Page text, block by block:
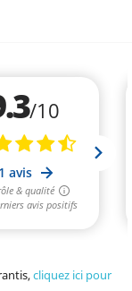
cliquez ici pour